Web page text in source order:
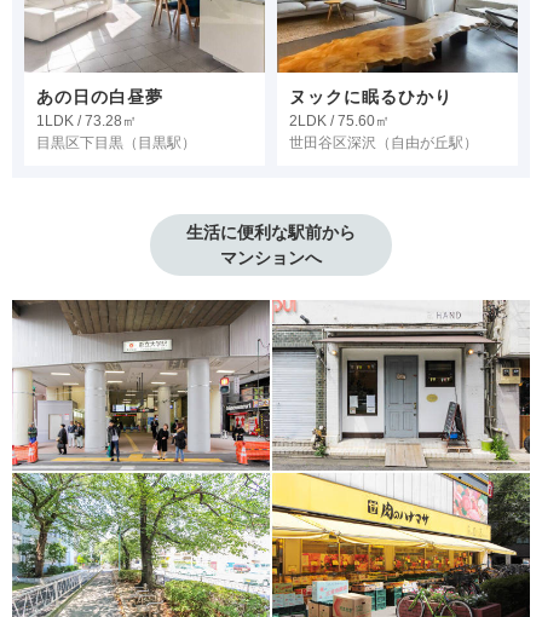
あの日の白昼夢
1LDK / 73.28㎡
目黒区下目黒 （目黒駅）
ヌックに眠るひかり
2LDK / 75.60㎡
世田谷区深沢 （自由が丘駅）
生活に便利な駅前から
マンションへ